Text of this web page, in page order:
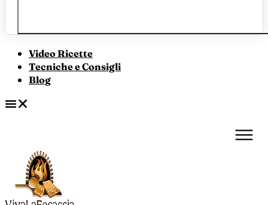
Video Ricette
Tecniche e Consigli
Blog